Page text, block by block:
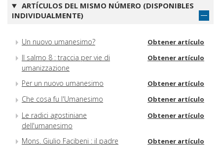
ARTÍCULOS DEL MISMO NÚMERO (DISPONIBLES
INDIVIDUALMENTE)
Un nuovo umanesimo? Obtener artículo
Il salmo 8 : traccia per vie di
umanizzazione
Obtener artículo
Per un nuovo umanesimo Obtener artículo
Che cosa fu l'Umanesimo Obtener artículo
Le radici agostiniane
dell'umanesimo
Obtener artículo
Mons. Giulio Facibeni : il padre Obtener artículo